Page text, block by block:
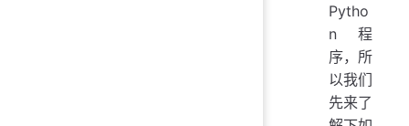
Pytho
n 程
序，所
以我们
先来了